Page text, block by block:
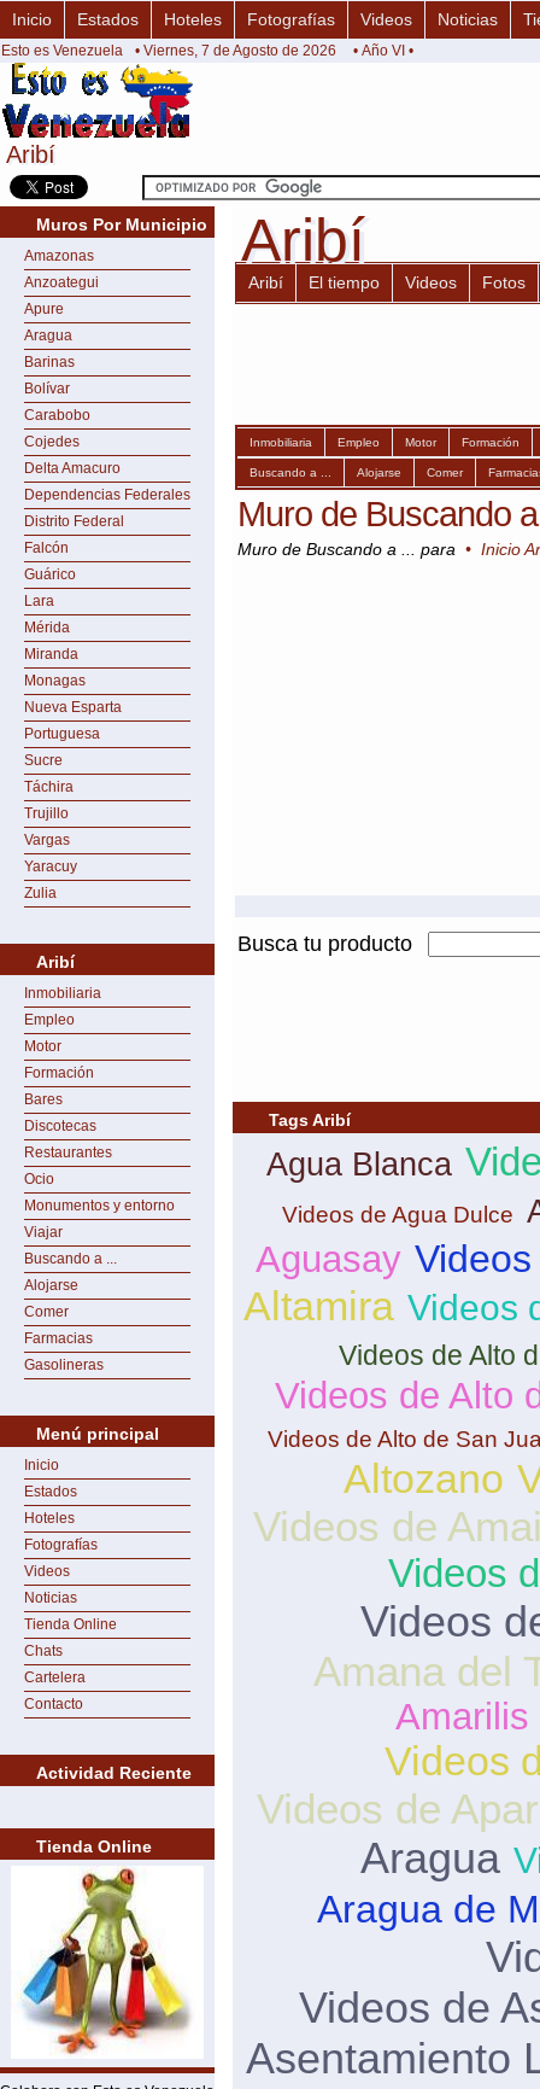
Aribí
Aribí
Inicio Estados Hoteles Fotografías Videos Noticias
Esto es Venezuela • Viernes, 7 de Agosto de 2026 • Año VI •
Muros Por Municipio
Amazonas
Anzoategui
Apure
Aragua
Barinas
Bolívar
Carabobo
Cojedes
Delta Amacuro
Dependencias Federales
Distrito Federal
Falcón
Guárico
Lara
Mérida
Miranda
Monagas
Nueva Esparta
Portuguesa
Sucre
Táchira
Trujillo
Vargas
Yaracuy
Zulia
Aribí
Inmobiliaria
Empleo
Motor
Formación
Bares
Discotecas
Restaurantes
Ocio
Monumentos y entorno
Viajar
Buscando a ...
Alojarse
Comer
Farmacias
Gasolineras
Menú principal
Inicio
Estados
Hoteles
Fotografías
Videos
Noticias
Tienda Online
Chats
Cartelera
Contacto
Actividad Reciente
Tienda Online
Aribí
Aribí
Aribí El tiempo Videos Fotos
Inmobiliaria Empleo Motor Formación
Buscando a ... Alojarse Comer
Muro de Buscando
Muro de Buscando a ... para • Inicio
Busca tu producto
Tags Aribí
Agua Blanca
Videos de Agua Dulce
Aguasay
Altamira Videos
Videos de Alto
Videos de Alto
Videos de Alto de San
Altozano
Videos de
Videos
Videos
Amana del
Amarilis
Videos
Videos de
Aragua
Aragua de
Videos de
Asentamiento